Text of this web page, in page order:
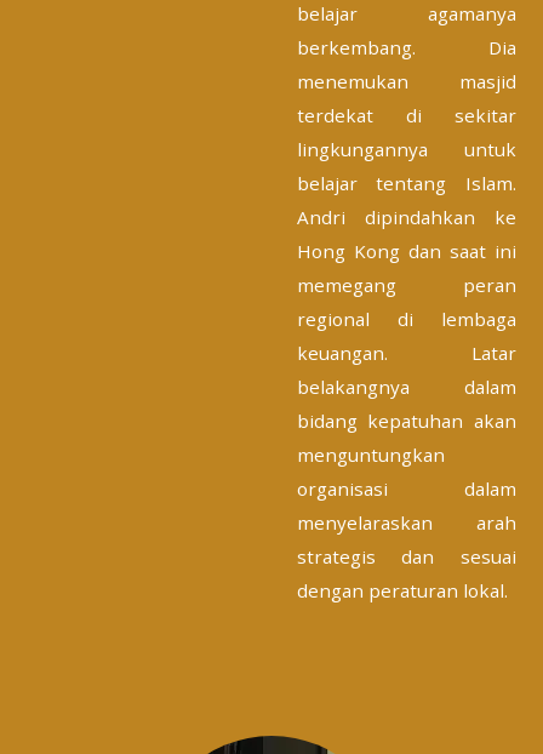
belajar agamanya
berkembang. Dia
menemukan masjid
terdekat di sekitar
lingkungannya untuk
belajar tentang Islam.
Andri dipindahkan ke
Hong Kong dan saat ini
memegang peran
regional di lembaga
keuangan. Latar
belakangnya dalam
bidang kepatuhan akan
menguntungkan
organisasi dalam
menyelaraskan arah
strategis dan sesuai
dengan peraturan lokal.